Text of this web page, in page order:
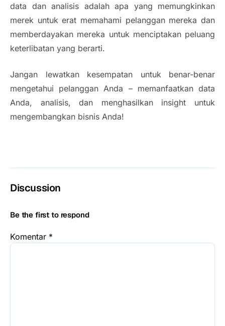
data dan analisis adalah apa yang memungkinkan
merek untuk erat memahami pelanggan mereka dan
memberdayakan mereka untuk menciptakan peluang
keterlibatan yang berarti.
Jangan lewatkan kesempatan untuk benar-benar
mengetahui pelanggan Anda – memanfaatkan data
Anda, analisis, dan menghasilkan insight untuk
mengembangkan bisnis Anda!
Discussion
Be the first to respond
Komentar *